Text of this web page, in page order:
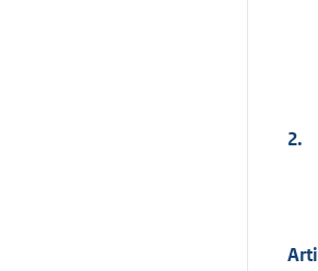
2.